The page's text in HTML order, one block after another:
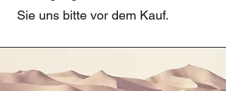
Sie uns bitte vor dem Kauf.